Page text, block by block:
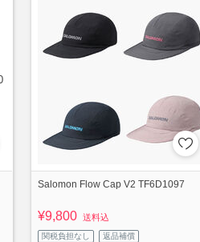
Salomon Flow Cap V2 TF6D1097
¥9,800 送料込
関税負担なし 返品補償